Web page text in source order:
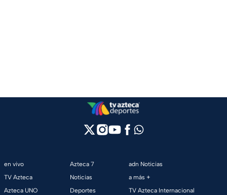
en vivo
TV Azteca
Azteca UNO
Azteca 7
Noticias
Deportes
adn Noticias
a más +
TV Azteca Internacional